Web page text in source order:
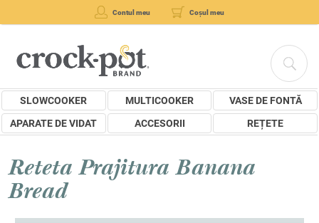
Contul meu Coșul meu
SLOWCOOKER MULTICOOKER
VASE DE FONTĂ
APARATE DE VIDAT
ACCESORII REȚETE
Reteta Prajitura Banana
Bread